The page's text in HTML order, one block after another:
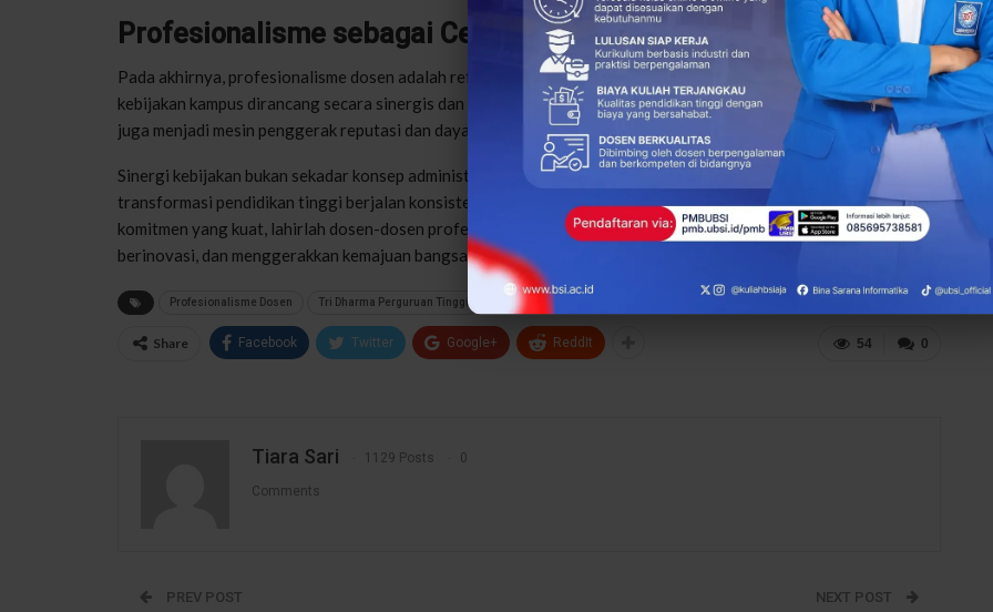
Profesionalisme sebagai Cermin Daya Saing Perguruan Tinggi
Pada akhirnya, profesionalisme dosen adalah refleksi dari keseriusan institusi dalam membangun mutu. Ketika
kebijakan kampus dirancang secara sinergis dan visioner, dosen tidak hanya berkembang secara personal, tetapi
juga menjadi mesin penggerak reputasi dan daya saing perguruan tinggi.
Sinergi kebijakan bukan sekadar konsep administratif, melainkan strategi fundamental dalam memastikan
transformasi pendidikan tinggi berjalan konsisten dan berkelanjutan. Dengan kolaborasi yang erat serta
komitmen yang kuat, lahirlah dosen-dosen profesional yang bukan hanya mendidik, tetapi juga menginspirasi,
berinovasi, dan menggerakkan kemajuan bangsa.(Tiara Sari)
Profesionalisme Dosen Tri Dharma Perguruan Tinggi
0
54
Share Facebook Twitter Google+ ReddIt
Tiara Sari 1129 Posts 0
Comments
PREV POST NEXT POST